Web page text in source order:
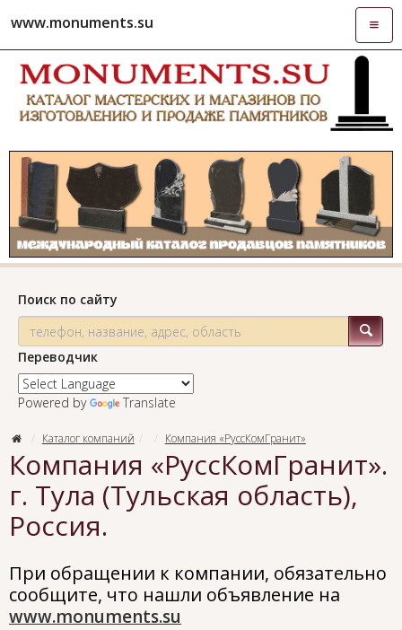
www.monuments.su
Поиск по сайту
Переводчик
Powered by Translate
Каталог компаний Компания «РуссКомГранит»
Компания «РуссКомГранит».
г. Тула (Тульская область),
Россия.
При обращении к компании, обязательно
сообщите, что нашли объявление на
www.monuments.su